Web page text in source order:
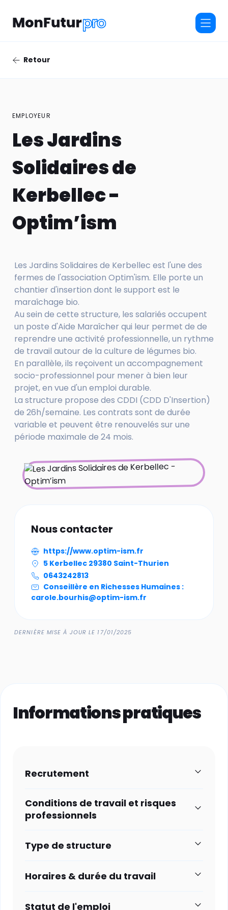
Retour
EMPLOYEUR
Les Jardins
Solidaires de
Kerbellec -
Optim’ism
Les Jardins Solidaires de Kerbellec est l'une des
fermes de l'association Optim'ism. Elle porte un
chantier d'insertion dont le support est le
maraîchage bio.
Au sein de cette structure, les salariés occupent
un poste d'Aide Maraîcher qui leur permet de de
reprendre une activité professionnelle, un rythme
de travail autour de la culture de légumes bio.
En parallèle, ils reçoivent un accompagnement
socio-professionnel pour mener à bien leur
projet, en vue d'un emploi durable.
La structure propose des CDDI (CDD D'Insertion)
de 26h/semaine. Les contrats sont de durée
variable et peuvent être renouvelés sur une
période maximale de 24 mois.
Nous contacter
https://www.optim-ism.fr
5 Kerbellec 29380 Saint-Thurien
0643242813
Conseillère en Richesses Humaines :
carole.bourhis@optim-ism.fr
DERNIÈRE MISE À JOUR LE 17/01/2025
Informations pratiques
Recrutement
Conditions de travail et risques
professionnels
Type de structure
Horaires & durée du travail
Statut de l'emploi